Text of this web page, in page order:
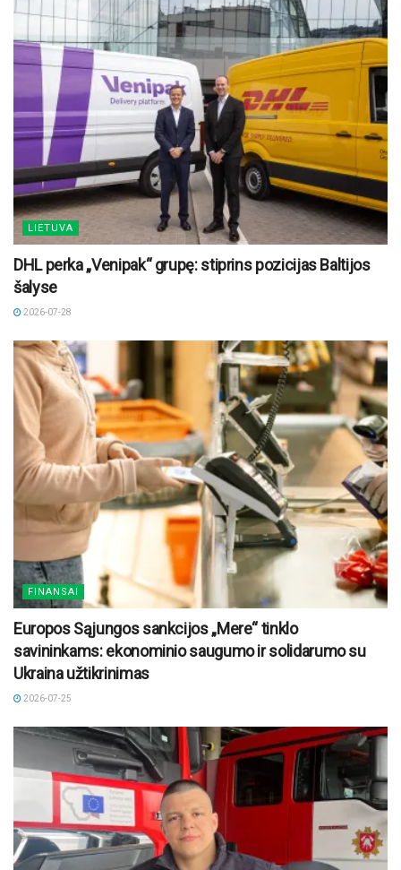
LIETUVA
DHL perka „Venipak“ grupę: stiprins pozicijas Baltijos
šalyse
2026-07-28
FINANSAI
Europos Sąjungos sankcijos „Mere“ tinklo
savininkams: ekonominio saugumo ir solidarumo su
Ukraina užtikrinimas
2026-07-25